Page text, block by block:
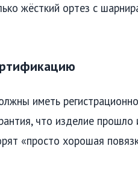
жёсткий ортез с
иметь
что изделие прошло
«просто хорошая